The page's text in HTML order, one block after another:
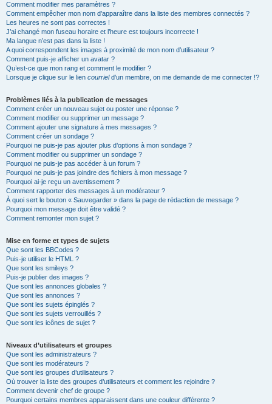
Comment modifier mes paramètres ?
Comment empêcher mon nom d’apparaître dans la liste des membres connectés ?
Les heures ne sont pas correctes !
J’ai changé mon fuseau horaire et l’heure est toujours incorrecte !
Ma langue n’est pas dans la liste !
A quoi correspondent les images à proximité de mon nom d’utilisateur ?
Comment puis-je afficher un avatar ?
Qu’est-ce que mon rang et comment le modifier ?
Lorsque je clique sur le lien courrield’un membre, on me demande de me connecter !?
Problèmes liés à la publication de messages
Comment créer un nouveau sujet ou poster une réponse ?
Comment modifier ou supprimer un message ?
Comment ajouter une signature à mes messages ?
Comment créer un sondage ?
Pourquoi ne puis-je pas ajouter plus d’options à mon sondage ?
Comment modifier ou supprimer un sondage ?
Pourquoi ne puis-je pas accéder à un forum ?
Pourquoi ne puis-je pas joindre des fichiers à mon message ?
Pourquoi ai-je reçu un avertissement ?
Comment rapporter des messages à un modérateur ?
À quoi sert le bouton « Sauvegarder » dans la page de rédaction de message ?
Pourquoi mon message doit être validé ?
Comment remonter mon sujet ?
Mise en forme et types de sujets
Que sont les BBCodes ?
Puis-je utiliser le HTML ?
Que sont les smileys ?
Puis-je publier des images ?
Que sont les annonces globales ?
Que sont les annonces ?
Que sont les sujets épinglés ?
Que sont les sujets verrouillés ?
Que sont les icônes de sujet ?
Niveaux d’utilisateurs et groupes
Que sont les administrateurs ?
Que sont les modérateurs ?
Que sont les groupes d’utilisateurs ?
Où trouver la liste des groupes d’utilisateurs et comment les rejoindre ?
Comment devenir chef de groupe ?
Pourquoi certains membres apparaissent dans une couleur différente ?